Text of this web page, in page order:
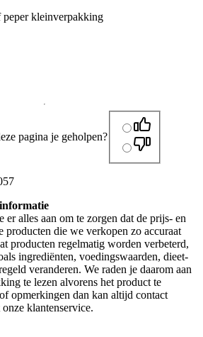
kleinverpakking
pagina je geholpen?
alles aan om te zorgen dat de prijs- en
producten die we verkopen zo accuraat
producten regelmatig worden verbeterd,
ingrediënten, voedingswaarden, dieet-
veranderen. We raden je daarom aan
te lezen alvorens het product te
opmerkingen dan kan altijd contact
klantenservice.